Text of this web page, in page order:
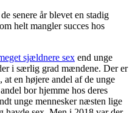
senere år blevet en stadig
helt mangler succes hos
sjældnere sex end unge
i særlig grad mændene. Der er
en højere andel af de unge
bor hjemme hos deres
unge mennesker næsten lige